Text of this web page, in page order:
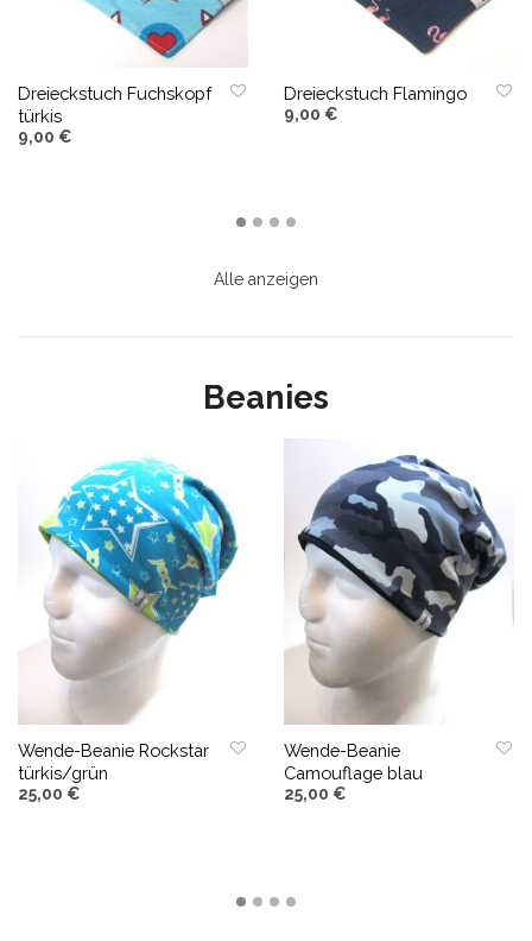
Dreieckstuch Fuchskopf
türkis
9,00 €
Dreieckstuch Flamingo
9,00 €
Alle anzeigen
Beanies
Wende-Beanie Rockstar
türkis/grün
25,00 €
Wende-Beanie
Camouflage blau
25,00 €